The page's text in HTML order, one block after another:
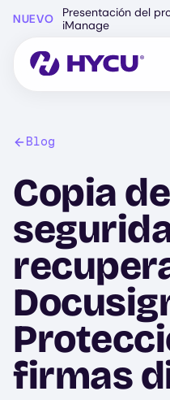
principal
NUEVO
Presentación del
iManage
Blog
Copia de
firmas